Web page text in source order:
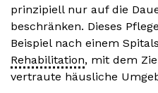
prinzipiell nur auf die
beschränken. Dieses
Beispiel nach einem
Rehabilitation, mit dem
vertraute häusliche